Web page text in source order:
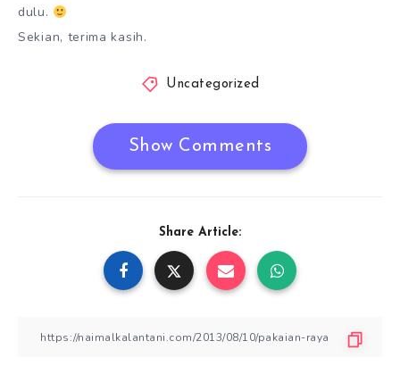
dulu.
Sekian, terima kasih.
Uncategorized
Show Comments
Share Article: